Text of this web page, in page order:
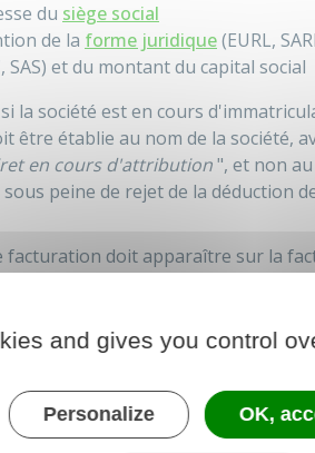
du siège social
de la forme juridique(EURL,
SAS) et du montant du capital social
si la société est en cours
être établie au nom de la société,
en cours d'attribution", et non
peine de rejet de la déduction
facturation doit apparaître sur la
client est une entreprise: nom de
(nom complet si entrepreneur
ou dénomination sociale si
client est un particulier
: nom
du client (sauf opposition pour
and gives you control
Personalize OK,